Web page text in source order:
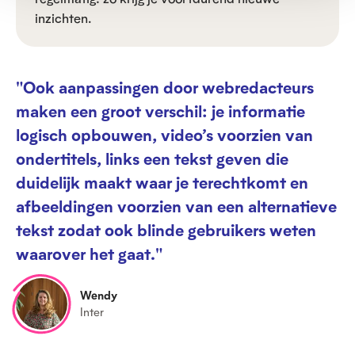
inzichten.
"Ook aanpassingen door webredacteurs
maken een groot verschil: je informatie
logisch opbouwen, video’s voorzien van
ondertitels, links een tekst geven die
duidelijk maakt waar je terechtkomt en
afbeeldingen voorzien van een alternatieve
tekst zodat ook blinde gebruikers weten
waarover het gaat."
Wendy
Inter